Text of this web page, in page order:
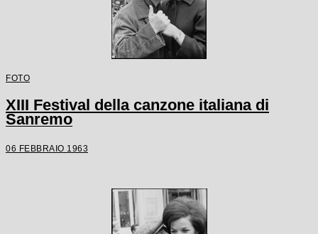
FOTO
XIII Festival della canzone italiana di
Sanremo
06 FEBBRAIO 1963